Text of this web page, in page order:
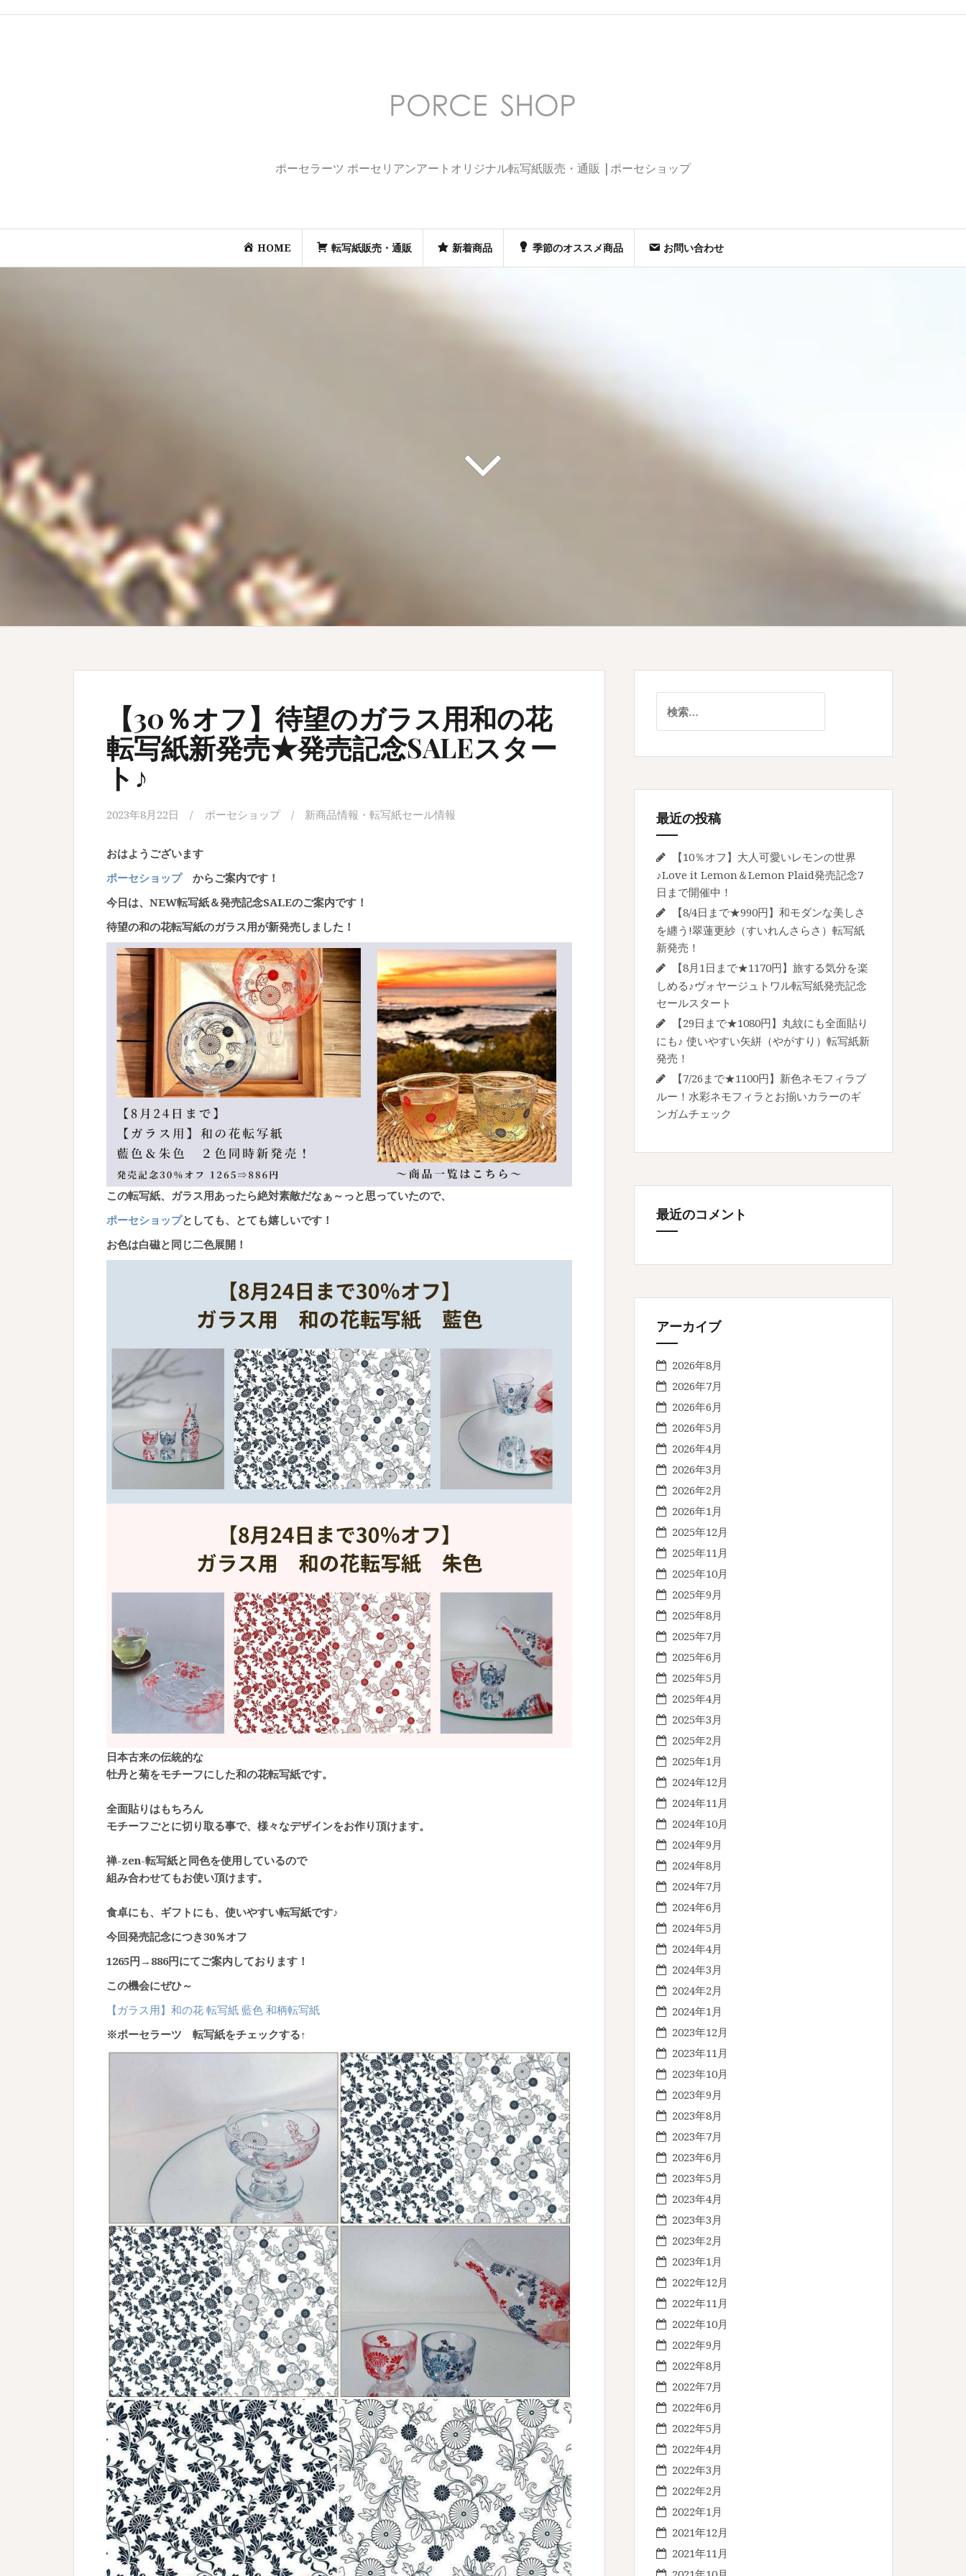
ポーセラーツ ポーセリアンアートオリジナル転写紙販売・通販 |ポーセショップ
HOME 転写紙販売・通販 新着商品 季節のオススメ商品 お問い合わせ
【30％オフ】待望のガラス用和の花
転写紙新発売★発売記念SALEスター
ト♪
2023年8月22日 ポーセショップ 新商品情報 ・ 転写紙セール情報
おはようございます
ポーセショップからご案内です！
今日は、NEW転写紙＆発売記念SALEのご案内です！
待望の和の花転写紙のガラス用が新発売しました！
この転写紙、ガラス用あったら絶対素敵だなぁ～っと思っていたので、
ポーセショップとしても、とても嬉しいです！
お色は白磁と同じ二色展開！
日本古来の伝統的な
牡丹と菊をモチーフにした和の花転写紙です。
全面貼りはもちろん
モチーフごとに切り取る事で、様々なデザインをお作り頂けます。
禅-zen-転写紙と同色を使用しているので
組み合わせてもお使い頂けます。
食卓にも、ギフトにも、使いやすい転写紙です♪
今回発売記念につき30％オフ
1265円→886円にてご案内しております！
この機会にぜひ～
【ガラス用】和の花 転写紙 藍色 和柄転写紙
※ポーセラーツ 転写紙をチェックする↑
索:
最近の投稿
【10％オフ】大人可愛いレモンの世界
♪Love it Lemon＆Lemon Plaid発売記念7
日まで開催中！
【8/4日まで★990円】和モダンな美しさ
を纏う!翠蓮更紗（すいれんさらさ）転写紙
新発売！
【8月1日まで★1170円】旅する気分を楽
しめる♪ヴォヤージュトワル転写紙発売記念
セールスタート
【29日まで★1080円】丸紋にも全面貼り
にも♪ 使いやすい矢絣（やがすり）転写紙新
発売！
【7/26まで★1100円】新色ネモフィラブ
ルー！水彩ネモフィラとお揃いカラーのギ
ンガムチェック
最近のコメント
アーカイブ
2026年8月
2026年7月
2026年6月
2026年5月
2026年4月
2026年3月
2026年2月
2026年1月
2025年12月
2025年11月
2025年10月
2025年9月
2025年8月
2025年7月
2025年6月
2025年5月
2025年4月
2025年3月
2025年2月
2025年1月
2024年12月
2024年11月
2024年10月
2024年9月
2024年8月
2024年7月
2024年6月
2024年5月
2024年4月
2024年3月
2024年2月
2024年1月
2023年12月
2023年11月
2023年10月
2023年9月
2023年8月
2023年7月
2023年6月
2023年5月
2023年4月
2023年3月
2023年2月
2023年1月
2022年12月
2022年11月
2022年10月
2022年9月
2022年8月
2022年7月
2022年6月
2022年5月
2022年4月
2022年3月
2022年2月
2022年1月
2021年12月
2021年11月